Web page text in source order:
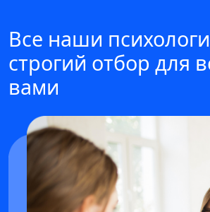
Все наши
строгий отбор для
вами